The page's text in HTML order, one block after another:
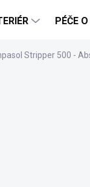
PÉČE
Stripper 500 -